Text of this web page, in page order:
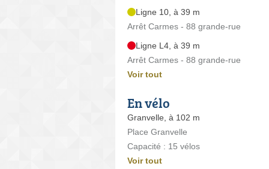
Ligne 10, à 39 m
Arrêt Carmes - 88 grande-rue
Ligne L4, à 39 m
Arrêt Carmes - 88 grande-rue
Voir tout
En vélo
Granvelle, à 102 m
Place Granvelle
Capacité : 15 vélos
Voir tout